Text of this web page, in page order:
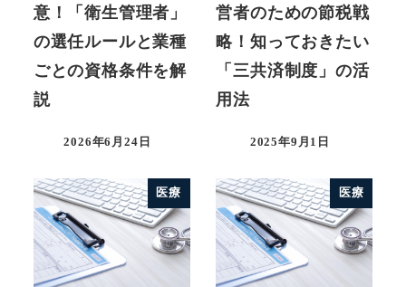
意！「衛生管理者」
の選任ルールと業種
ごとの資格条件を解
説
2026年6月24日
営者のための節税戦
略！知っておきたい
「三共済制度」の活
用法
2025年9月1日
医療 医療